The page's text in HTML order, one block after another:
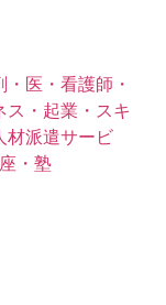
・医・看護師・
ス・起業・スキ
材派遣サービ
・塾